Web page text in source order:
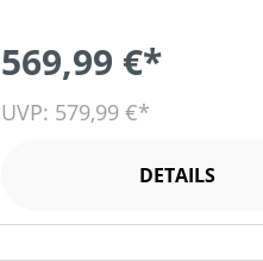
569,99 €*
UVP: 579,99 €*
DETAILS